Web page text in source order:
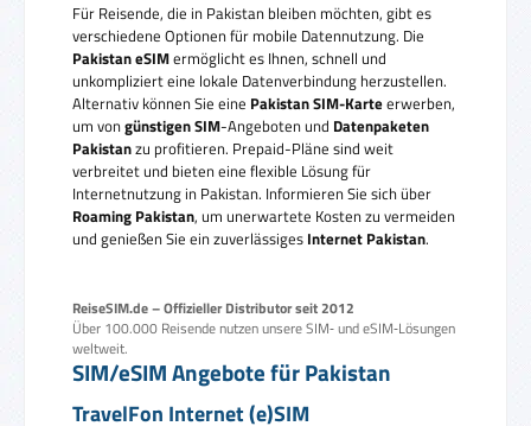
Für Reisende, die in Pakistan bleiben möchten, gibt es
verschiedene Optionen für mobile Datennutzung. Die
Pakistan eSIMermöglicht es Ihnen, schnell und
unkompliziert eine lokale Datenverbindung herzustellen.
Alternativ können Sie eine Pakistan SIM-Karteerwerben,
um vongünstigen SIM-Angeboten und Datenpaketen
Pakistanzu profitieren. Prepaid-Pläne sind weit
verbreitet und bieten eine flexible Lösung für
Internetnutzung in Pakistan. Informieren Sie sich über
Roaming Pakistan, um unerwartete Kosten zu vermeiden
und genießen Sie ein zuverlässiges Internet Pakistan.
ReiseSIM.de – Offizieller Distributor seit 2012
Über 100.000 Reisende nutzen unsere SIM‑ und eSIM‑Lösungen
weltweit.
SIM/eSIM Angebote für Pakistan
TravelFon Internet (e)SIM